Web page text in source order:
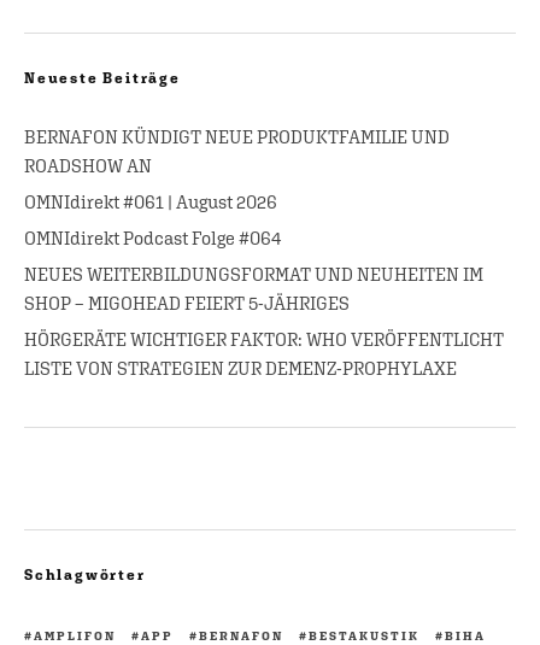
Neueste Beiträge
BERNAFON KÜNDIGT NEUE PRODUKTFAMILIE UND
ROADSHOW AN
OMNIdirekt #061 | August 2026
OMNIdirekt Podcast Folge #064
NEUES WEITERBILDUNGSFORMAT UND NEUHEITEN IM
SHOP – MIGOHEAD FEIERT 5-JÄHRIGES
HÖRGERÄTE WICHTIGER FAKTOR: WHO VERÖFFENTLICHT
LISTE VON STRATEGIEN ZUR DEMENZ-PROPHYLAXE
Schlagwörter
AMPLIFON APP BERNAFON BESTAKUSTIK
BIHA